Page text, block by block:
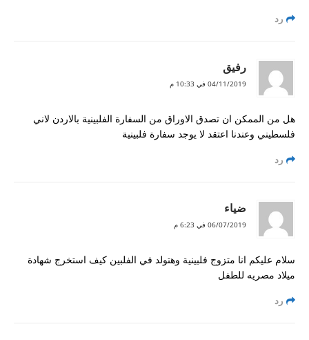
رد
رفيق
04/11/2019 في 10:33 م
هل من الممكن ان تصدق الاوراق من السفارة الفلبينية بالاردن لاني
فلسطيني وعندنا اعتقد لا يوجد سفارة فلبينية
رد
ضياء
06/07/2019 في 6:23 م
سلام عليكم انا متزوج فلبينية وهتولد في الفلبين كيف استخرج شهادة
ميلاد مصريه للطفل
رد